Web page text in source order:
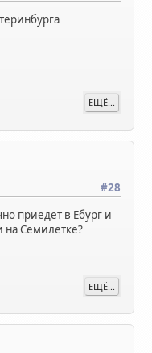
ЕЩЁ...
#28
приедет в Ебург и
на Семилетке?
ЕЩЁ...